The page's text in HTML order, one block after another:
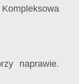
naprawie.